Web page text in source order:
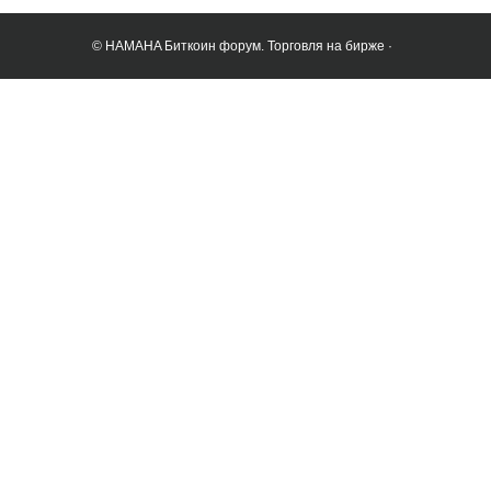
© HAMAHA Биткоин форум. Торговля на бирже ·